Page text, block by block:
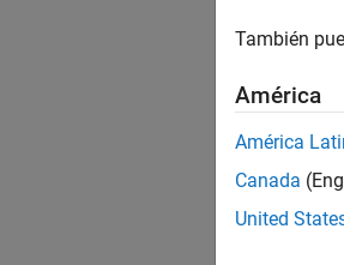
También
América
América
Canada
United